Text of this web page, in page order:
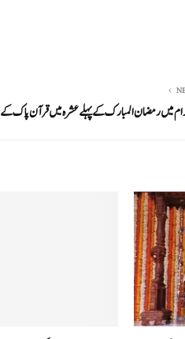
میں رمضان المبارک کے پہلے عشرہ میں قرآن پاک کے 30,000 نسخے تقسیم